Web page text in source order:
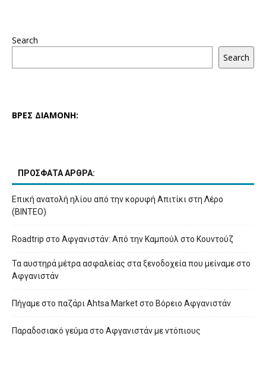
Search
Search
ΒΡΕΣ ΔΙΑΜΟΝΗ:
ΠΡΟΣΦΑΤΑ ΑΡΘΡΑ:
Επική ανατολή ηλίου από την κορυφή Απιτίκι στη Λέρο
(ΒΙΝΤΕΟ)
Roadtrip στο Αφγανιστάν: Από την Καμπούλ στο Κουντούζ
Τα αυστηρά μέτρα ασφαλείας στα ξενοδοχεία που μείναμε στο
Αφγανιστάν
Πήγαμε στο παζάρι Ahtsa Market στο Βόρειο Αφγανιστάν
Παραδοσιακό γεύμα στο Αφγανιστάν με ντόπιους